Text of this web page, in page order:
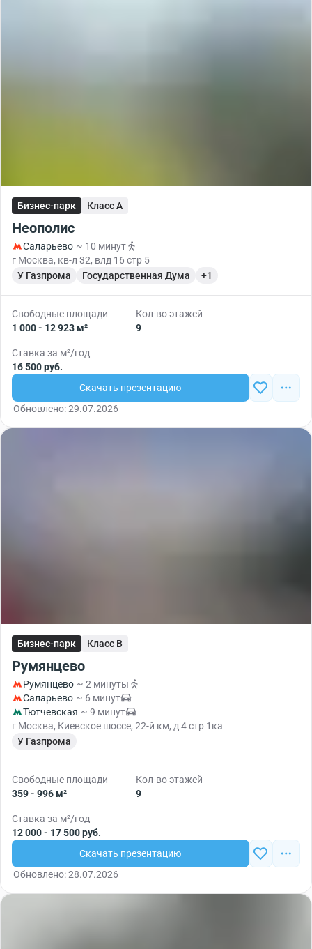
Бизнес-парк Класс A
Неополис
Саларьево ~ 10 минут
г Москва, кв-л 32, влд 16 стр 5
У Газпрома
Государственная Дума +1
Свободные площади
1 000 - 12 923 м²
Кол-во этажей
9
Ставка за м²/год
16 500 руб.
Скачать презентацию
Обновлено: 29.07.2026
Бизнес-парк Класс B
Румянцево
Румянцево ~ 2 минуты
Саларьево ~ 6 минут
Тютчевская ~ 9 минут
г Москва, Киевское шоссе, 22-й км, д 4 стр 1ка
У Газпрома
Свободные площади
359 - 996 м²
Кол-во этажей
9
Ставка за м²/год
12 000 - 17 500 руб.
Скачать презентацию
Обновлено: 28.07.2026